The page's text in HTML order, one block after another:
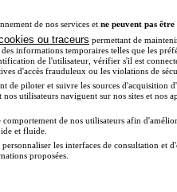
de nos services et ne peuvent pas être
ou traceurs permettant de
informations temporaires telles que les
de l'utilisateur, vérifier s'il est
d'accès frauduleux ou les violations de
de piloter et suivre les sources d'acquisition
utilisateurs naviguent sur nos sites et nos
comportement de nos utilisateurs afin
et fluide.
les interfaces de consultation et
proposées.